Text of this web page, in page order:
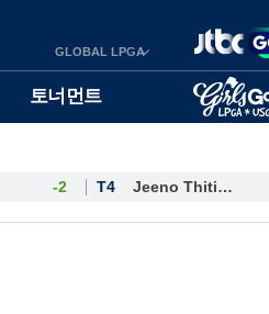
GLOBAL LPGA
토너먼트
-2 T4 Jeeno Thitikul